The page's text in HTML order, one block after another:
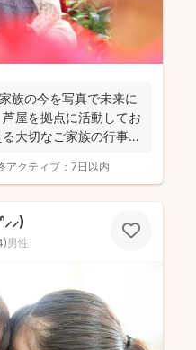
族の今を写真で未来に
屋を拠点に活動してお
大切なご家族の行事、
アクティブ： 7日以内
)男性